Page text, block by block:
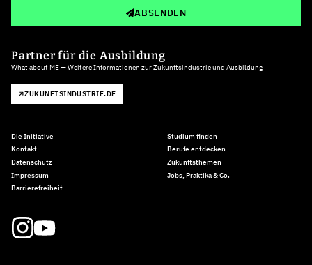
ABSENDEN
Partner für die Ausbildung
What about ME — Weitere Informationen zur Zukunftsindustrie und Ausbildung
ZUKUNFTSINDUSTRIE.DE
Die Initiative
Kontakt
Datenschutz
Impressum
Barrierefreiheit
Studium finden
Berufe entdecken
Zukunftsthemen
Jobs, Praktika & Co.